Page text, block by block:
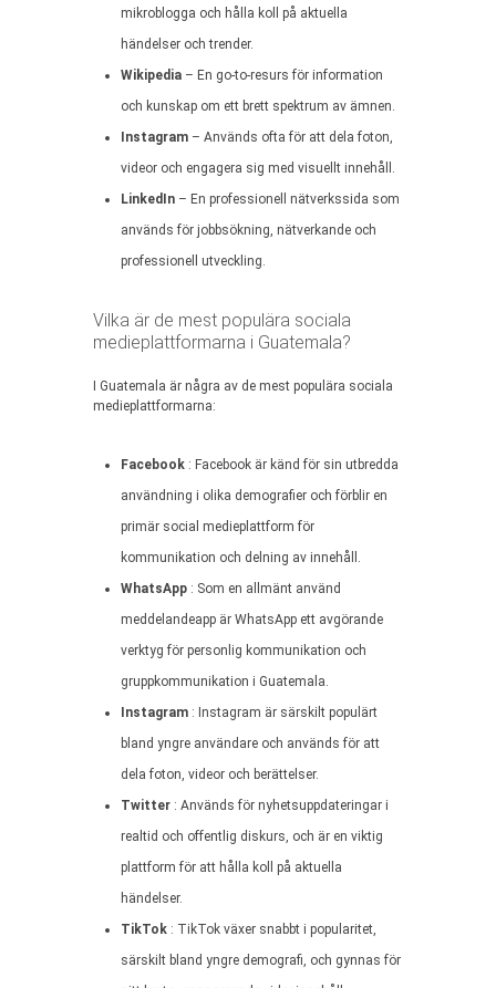
mikroblogga och hålla koll på aktuella
händelser och trender.
Wikipedia – En go-to-resurs för information
och kunskap om ett brett spektrum av ämnen.
Instagram – Används ofta för att dela foton,
videor och engagera sig med visuellt innehåll.
LinkedIn – En professionell nätverkssida som
används för jobbsökning, nätverkande och
professionell utveckling.
Vilka är de mest populära sociala
medieplattformarna i Guatemala?
I Guatemala är några av de mest populära sociala
medieplattformarna:
Facebook : Facebook är känd för sin utbredda
användning i olika demografier och förblir en
primär social medieplattform för
kommunikation och delning av innehåll.
WhatsApp : Som en allmänt använd
meddelandeapp är WhatsApp ett avgörande
verktyg för personlig kommunikation och
gruppkommunikation i Guatemala.
Instagram : Instagram är särskilt populärt
bland yngre användare och används för att
dela foton, videor och berättelser.
Twitter : Används för nyhetsuppdateringar i
realtid och offentlig diskurs, och är en viktig
plattform för att hålla koll på aktuella
händelser.
TikTok : TikTok växer snabbt i popularitet,
särskilt bland yngre demografi, och gynnas för